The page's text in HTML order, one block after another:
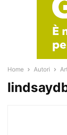
Home Autori